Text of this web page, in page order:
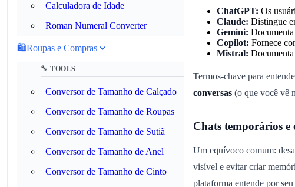
Calculadora de Idade
Roman Numeral Converter
🛍️Roupas e Compras
🔧 TOOLS
Conversor de Tamanho de Calçado
Conversor de Tamanho de Roupas
Conversor de Tamanho de Sutiã
Conversor de Tamanho de Anel
Conversor de Tamanho de Cinto
ChatGPT: Os
Claude: Distingue
Gemini:
Copilot: Fornece
Mistral:
Termos-chave para
conversas (o que você vê
Chats temporários e
Um equívoco comum:
visível e evitar criar
plataforma entende por